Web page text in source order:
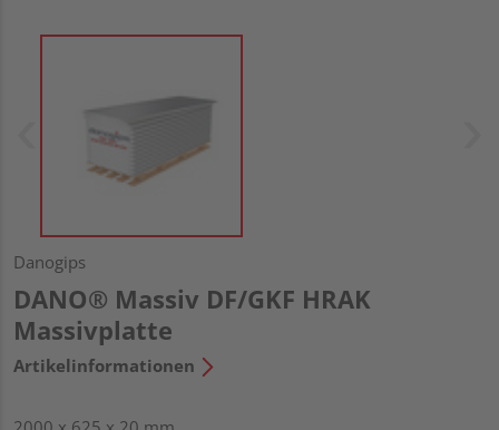
Danogips
DANO® Massiv DF/GKF HRAK
Massivplatte
Artikelinformationen